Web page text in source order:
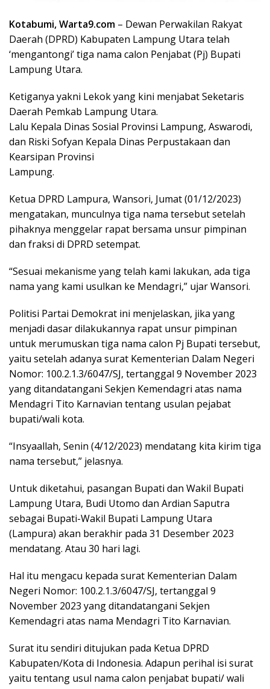
Kotabumi, Warta9.com – Dewan Perwakilan Rakyat
Daerah (DPRD) Kabupaten Lampung Utara telah
‘mengantongi’ tiga nama calon Penjabat (Pj) Bupati
Lampung Utara.
Ketiganya yakni Lekok yang kini menjabat Seketaris
Daerah Pemkab Lampung Utara.
Lalu Kepala Dinas Sosial Provinsi Lampung, Aswarodi,
dan Riski Sofyan Kepala Dinas Perpustakaan dan
Kearsipan Provinsi
Lampung.
Ketua DPRD Lampura, Wansori, Jumat (01/12/2023)
mengatakan, munculnya tiga nama tersebut setelah
pihaknya menggelar rapat bersama unsur pimpinan
dan fraksi di DPRD setempat.
“Sesuai mekanisme yang telah kami lakukan, ada tiga
nama yang kami usulkan ke Mendagri,” ujar Wansori.
Politisi Partai Demokrat ini menjelaskan, jika yang
menjadi dasar dilakukannya rapat unsur pimpinan
untuk merumuskan tiga nama calon Pj Bupati tersebut,
yaitu setelah adanya surat Kementerian Dalam Negeri
Nomor: 100.2.1.3/6047/SJ, tertanggal 9 November 2023
yang ditandatangani Sekjen Kemendagri atas nama
Mendagri Tito Karnavian tentang usulan pejabat
bupati/wali kota.
“Insyaallah, Senin (4/12/2023) mendatang kita kirim tiga
nama tersebut,” jelasnya.
Untuk diketahui, pasangan Bupati dan Wakil Bupati
Lampung Utara, Budi Utomo dan Ardian Saputra
sebagai Bupati-Wakil Bupati Lampung Utara
(Lampura) akan berakhir pada 31 Desember 2023
mendatang. Atau 30 hari lagi.
Hal itu mengacu kepada surat Kementerian Dalam
Negeri Nomor: 100.2.1.3/6047/SJ, tertanggal 9
November 2023 yang ditandatangani Sekjen
Kemendagri atas nama Mendagri Tito Karnavian.
Surat itu sendiri ditujukan pada Ketua DPRD
Kabupaten/Kota di Indonesia. Adapun perihal isi surat
yaitu tentang usul nama calon penjabat bupati/ wali